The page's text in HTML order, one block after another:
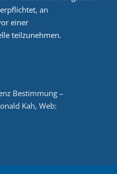
an
einer
teilzunehmen.
Bestimmung –
Kah, Web: